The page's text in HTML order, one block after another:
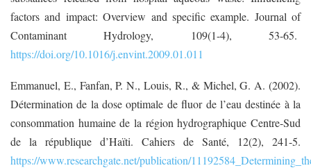
factors and impact: Overview and specific example. Journal of
Contaminant Hydrology, 109(1-4), 53-65.
https://doi.org/10.1016/j.envint.2009.01.011
Emmanuel, E., Fanfan, P. N., Louis, R., & Michel, G. A. (2002).
Détermination de la dose optimale de fluor de l’eau destinée à la
consommation humaine de la région hydrographique Centre-Sud
de la république d’Haïti. Cahiers de Santé, 12(2), 241-5.
https://www.researchgate.net/publication/